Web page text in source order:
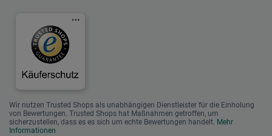
Wir nutzen Trusted Shops als unabhängigen Dienstleister für die Einholung
von Bewertungen. Trusted Shops hat Maßnahmen getroffen, um
sicherzustellen, dass es es sich um echte Bewertungen handelt. Mehr
Informationen